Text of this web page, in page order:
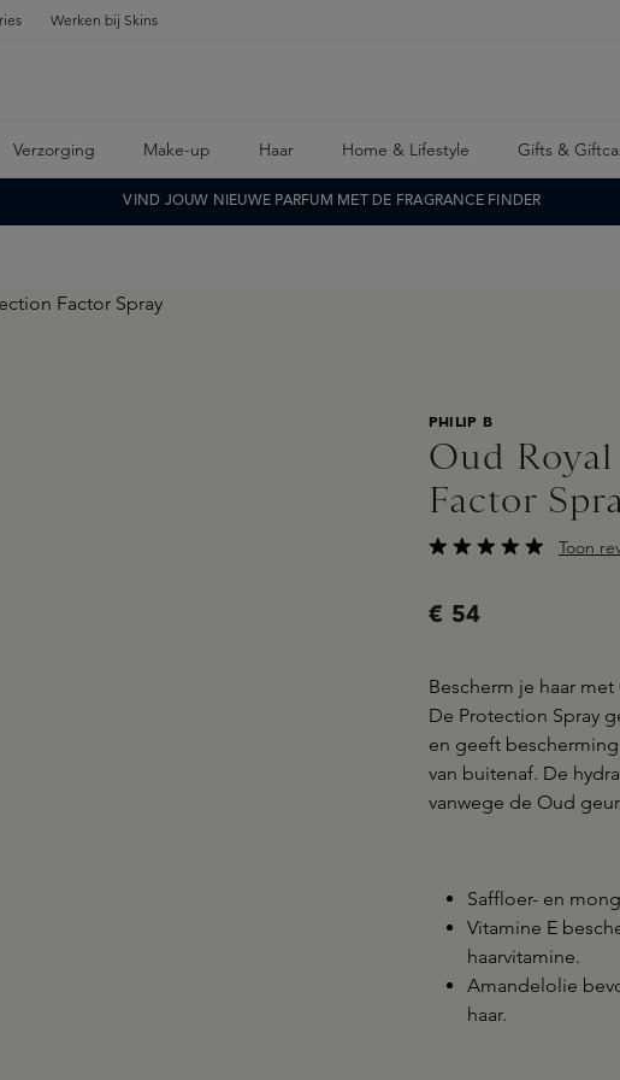
Werken bij Skins
Verzorging Make-up Haar Home & Lifestyle Gifts &
VIND JOUW NIEUWE PARFUM MET DE FRAGRANCE FINDER
PHILIP B
Oud
Factor
Toon
€ 54
Bescherm je haar met
De Protection Spray
en geeft
van buitenaf. De
vanwege de Oud
Saffloer- en
Vitamine E
haarvitamine.
Amandelolie
haar.